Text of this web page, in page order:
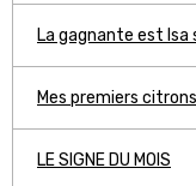
La gagnante est Isa
Mes premiers
LE SIGNE DU MOIS